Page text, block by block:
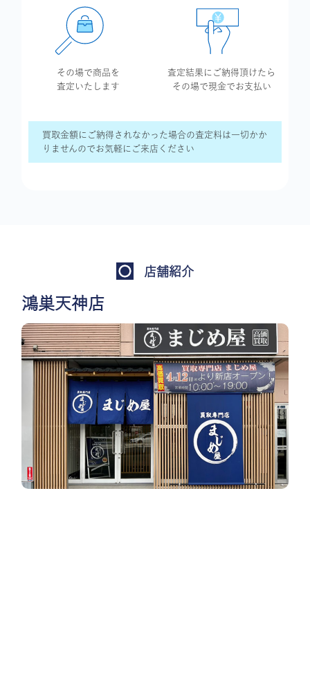
その場で商品を
査定いたします
査定結果に ご納得頂けたら
その場で現金で お支払い
買取金額にご納得されなかった場合の査定料は一切かか
りませんのでお気軽にご来店ください
店舗紹介
鴻巣天神店